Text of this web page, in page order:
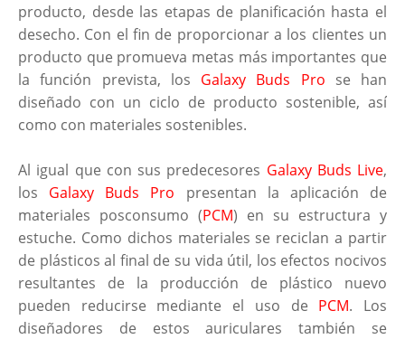
producto, desde las etapas de planificación hasta el
desecho. Con el fin de proporcionar a los clientes un
producto que promueva metas más importantes que
la función prevista, los Galaxy Buds Pro se han
diseñado con un ciclo de producto sostenible, así
como con materiales sostenibles.
Al igual que con sus predecesores Galaxy Buds Live,
los Galaxy Buds Pro presentan la aplicación de
materiales posconsumo (PCM) en su estructura y
estuche. Como dichos materiales se reciclan a partir
de plásticos al final de su vida útil, los efectos nocivos
resultantes de la producción de plástico nuevo
pueden reducirse mediante el uso de PCM. Los
diseñadores de estos auriculares también se